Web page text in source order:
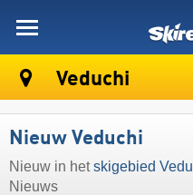
Veduchi
Nieuw Veduchi
Nieuw in hetskigebied
Nieuws